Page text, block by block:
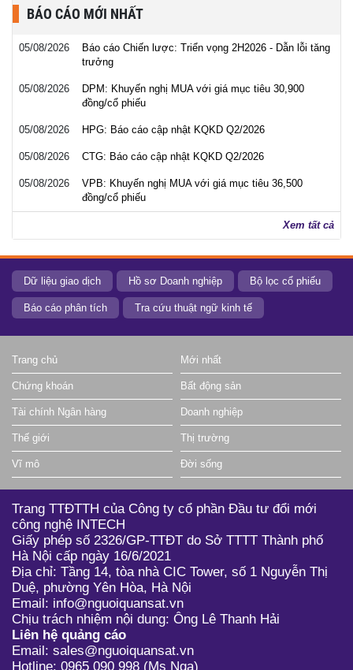
BÁO CÁO MỚI NHẤT
05/08/2026
Báo cáo Chiến lược: Triển vọng 2H2026 - Dẫn lỗi tăng
trưởng
05/08/2026
DPM: Khuyến nghị MUA với giá mục tiêu 30,900
đồng/cổ phiếu
05/08/2026 HPG: Báo cáo cập nhật KQKD Q2/2026
05/08/2026 CTG: Báo cáo cập nhật KQKD Q2/2026
05/08/2026
VPB: Khuyến nghị MUA với giá mục tiêu 36,500
đồng/cổ phiếu
Xem tất cả
Dữ liệu giao dịch Hồ sơ Doanh nghiệp Bộ lọc cổ phiếu
Báo cáo phân tích Tra cứu thuật ngữ kinh tế
Trang chủ Mới nhất
Chứng khoán Bất động sản
Tài chính Ngân hàng Doanh nghiệp
Thế giới Thị trường
Vĩ mô Đời sống
Trang TTĐTTH của Công ty cổ phần Đầu tư đổi mới
công nghệ INTECH
Giấy phép số 2326/GP-TTĐT do Sở TTTT Thành phố
Hà Nội cấp ngày 16/6/2021
Địa chỉ: Tầng 14, tòa nhà CIC Tower, số 1 Nguyễn Thị
Duệ, phường Yên Hòa, Hà Nội
Email: info@nguoiquansat.vn
Chịu trách nhiệm nội dung: Ông Lê Thanh Hải
Liên hệ quảng cáo
Email: sales@nguoiquansat.vn
Hotline: 0965 090 998 (Ms Nga)